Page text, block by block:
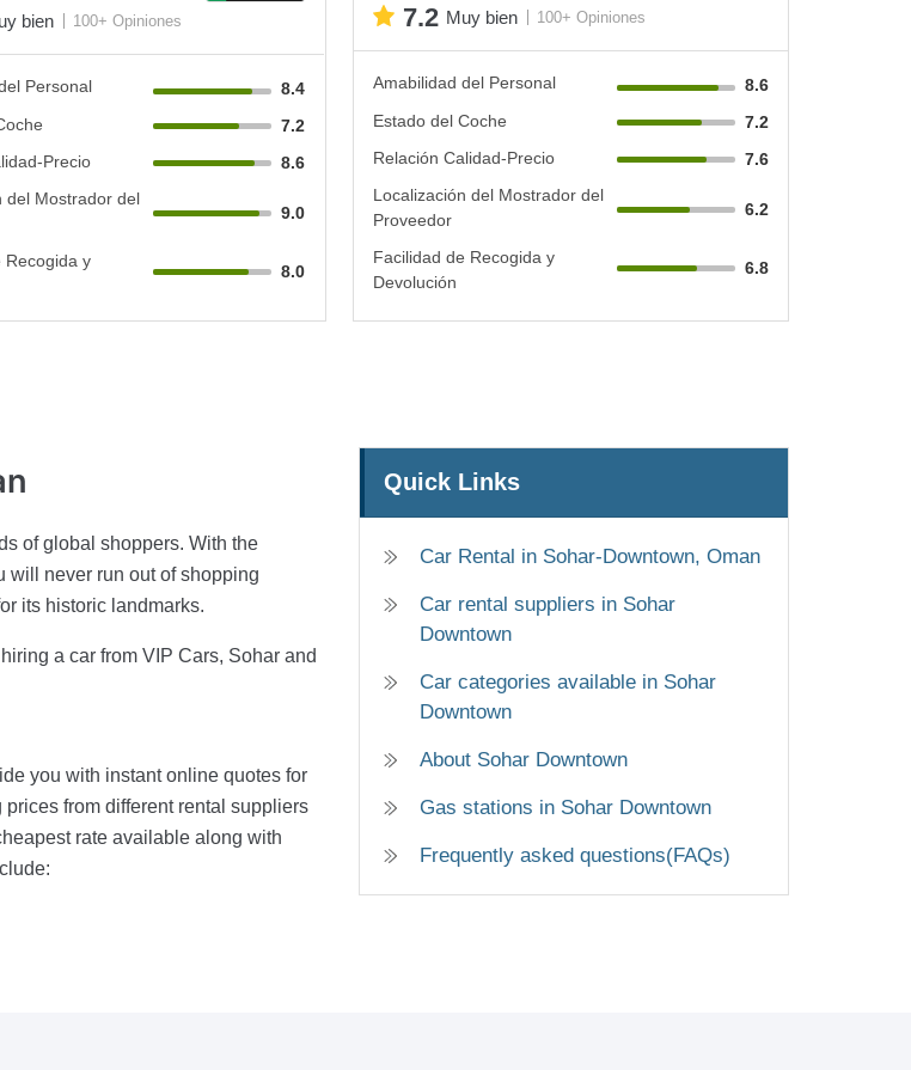
bien 100+ Opiniones
Personal
8.4
7.2
Precio
8.6
del Mostrador del
9.0
Recogida y
8.0
7.2 Muy bien 100+ Opiniones
Amabilidad del Personal
8.6
Estado del Coche
7.2
Relación Calidad-Precio
7.6
Localización del Mostrador del
Proveedor
6.2
Facilidad de Recogida y
Devolución
6.8
Quick Links
Car Rental in Sohar-Downtown, Oman
Car rental suppliers in Sohar
Downtown
Car categories available in Sohar
Downtown
About Sohar Downtown
Gas stations in Sohar Downtown
Frequently asked questions(FAQs)
of global shoppers. With the
will never run out of shopping
its historic landmarks.
a car from VIP Cars, Sohar and
you with instant online quotes for
from different rental suppliers
rate available along with